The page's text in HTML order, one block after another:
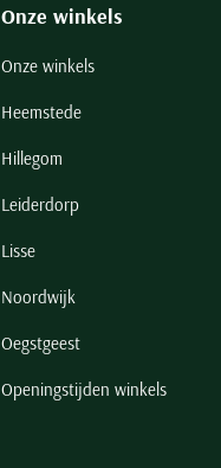
Onze winkels
Onze winkels
Heemstede
Hillegom
Leiderdorp
Lisse
Noordwijk
Oegstgeest
Openingstijden winkels